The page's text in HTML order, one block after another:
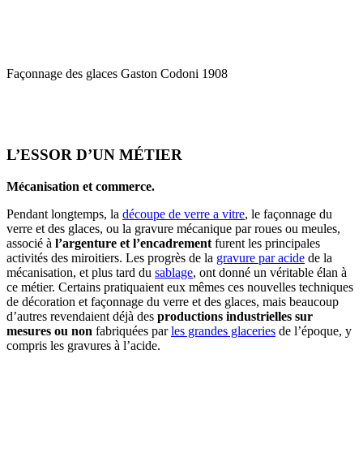
Façonnage des glaces Gaston Codoni 1908
L’ESSOR D’UN MÉTIER
Mécanisation et commerce.
Pendant longtemps, la découpe de verre a vitre, le façonnage du
verre et des glaces, ou la gravure mécanique par roues ou meules,
associé à l’argenture et l’encadrement furent les principales
activités des miroitiers. Les progrès de la gravure par acide de la
mécanisation, et plus tard du sablage, ont donné un véritable élan à
ce métier. Certains pratiquaient eux mêmes ces nouvelles techniques
de décoration et façonnage du verre et des glaces, mais beaucoup
d’autres revendaient déjà des productions industrielles sur
mesures ou non fabriquées parles grandes glaceries de l’époque, y
compris les gravures à l’acide.